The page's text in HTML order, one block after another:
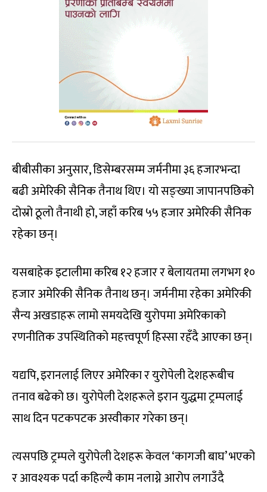
बीबीसीका अनुसार, डिसेम्बरसम्म जर्मनीमा ३६ हजारभन्दा
बढी अमेरिकी सैनिक तैनाथ थिए। यो सङ्ख्या जापानपछिको
दोस्रो ठूलो तैनाथी हो, जहाँ करिब ५५ हजार अमेरिकी सैनिक
रहेका छन्।
यसबाहेक इटालीमा करिब १२ हजार र बेलायतमा लगभग १०
हजार अमेरिकी सैनिक तैनाथ छन्। जर्मनीमा रहेका अमेरिकी
सैन्य अखडाहरू लामो समयदेखि युरोपमा अमेरिकाको
रणनीतिक उपस्थितिको महत्त्वपूर्ण हिस्सा रहँदै आएका छन्।
यद्यपि, इरानलाई लिएर अमेरिका र युरोपेली देशहरूबीच
तनाव बढेको छ। युरोपेली देशहरूले इरान युद्धमा ट्रम्पलाई
साथ दिन पटकपटक अस्वीकार गरेका छन्।
त्यसपछि ट्रम्पले युरोपेली देशहरू केवल ‘कागजी बाघ’ भएको
र आवश्यक पर्दा कहिल्यै काम नलाग्ने आरोप लगाउँदै